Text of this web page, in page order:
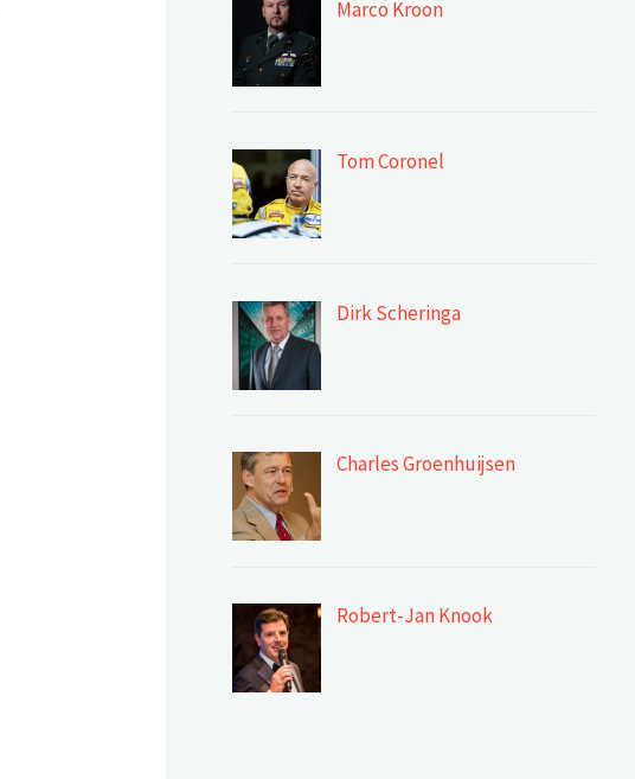
Marco Kroon
Tom Coronel
Dirk Scheringa
Charles Groenhuijsen
Robert-Jan Knook